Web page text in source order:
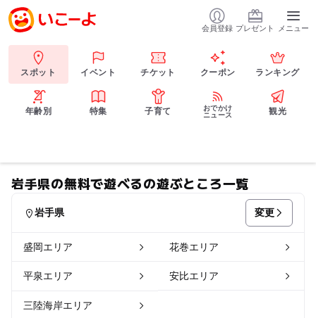
会員登録 プレゼント メニュー
スポット イベント チケット クーポン ランキング
年齢別 特集 子育て
おでかけ
ニュース
観光
岩手県の無料で遊べるの遊ぶところ一覧
岩手県 変更
盛岡エリア 花巻エリア
平泉エリア 安比エリア
三陸海岸エリア